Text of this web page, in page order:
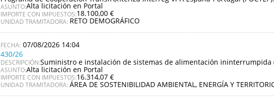
ASUNTO:Alta licitación en Portal
IMPORTE CON IMPUESTOS:18.100,00 €
UNIDAD TRAMITADORA: RETO DEMOGRÁFICO
07/08/2026 14:04
430/26
DESCRIPCIÓN:Suministro e instalación de sistemas de alimentación ininterrumpida
ASUNTO:Alta licitación en Portal
IMPORTE CON IMPUESTOS:16.314,07 €
UNIDAD TRAMITADORA: ÁREA DE SOSTENIBILIDAD AMBIENTAL, ENERGÍA Y